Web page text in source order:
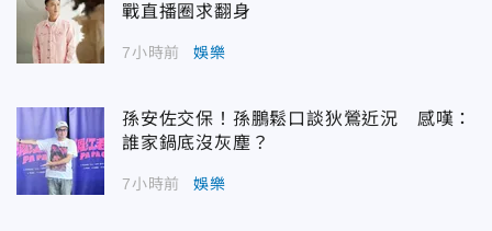
戰直播圈求翻身
7小時前 娛樂
孫安佐交保！孫鵬鬆口談狄鶯近況 感嘆：
誰家鍋底沒灰塵？
7小時前 娛樂